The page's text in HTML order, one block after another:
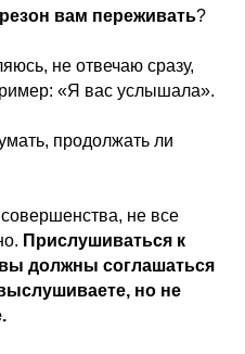
вам переживать?
не отвечаю сразу,
«Я вас услышала».
продолжать ли
не все
Прислушиваться к
вы должны соглашаться
но не